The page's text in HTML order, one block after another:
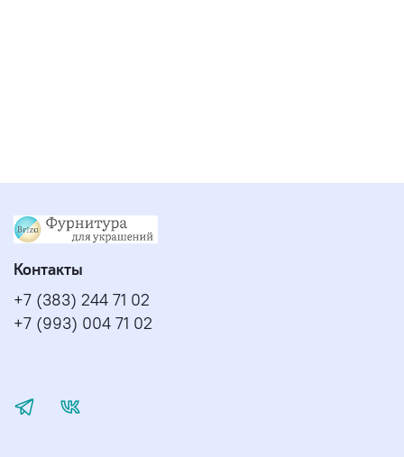
Контакты
+7 (383) 244 71 02
+7 (993) 004 71 02